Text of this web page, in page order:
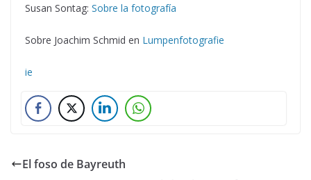
Susan Sontag: Sobre la fotografía
Sobre Joachim Schmid en Lumpenfotografie
ie
El foso de Bayreuth